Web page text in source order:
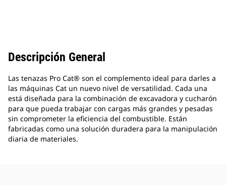
Descripción General
Las tenazas Pro Cat® son el complemento ideal para darles a
las máquinas Cat un nuevo nivel de versatilidad. Cada una
está diseñada para la combinación de excavadora y cucharón
para que pueda trabajar con cargas más grandes y pesadas
sin comprometer la eficiencia del combustible. Están
fabricadas como una solución duradera para la manipulación
diaria de materiales.